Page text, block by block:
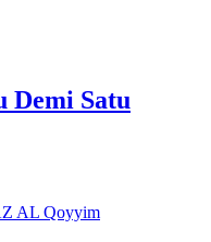
Demi Satu